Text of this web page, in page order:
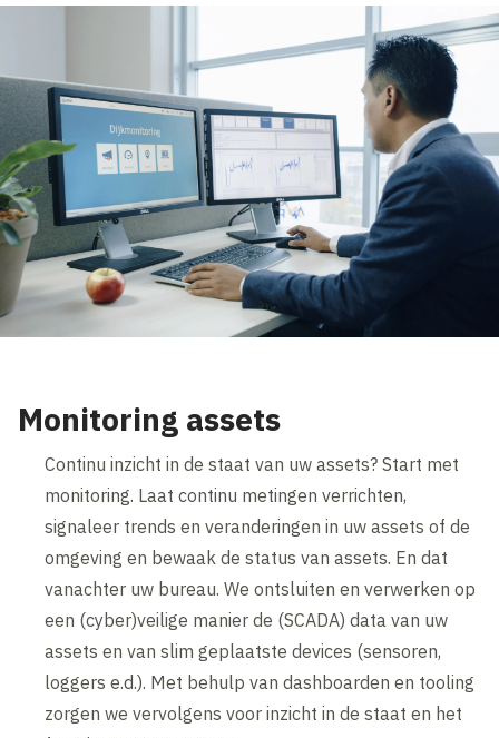
Monitoring assets
Continu inzicht in de staat van uw assets? Start met
monitoring. Laat continu metingen verrichten,
signaleer trends en veranderingen in uw assets of de
omgeving en bewaak de status van assets. En dat
vanachter uw bureau. We ontsluiten en verwerken op
een (cyber)veilige manier de (SCADA) data van uw
assets en van slim geplaatste devices (sensoren,
loggers e.d.). Met behulp van dashboarden en tooling
zorgen we vervolgens voor inzicht in de staat en het